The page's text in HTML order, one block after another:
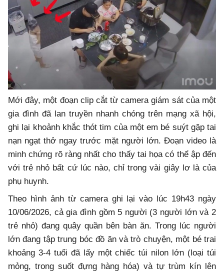
Mới đây, một đoạn clip cắt từ camera giám sát của một
gia đình đã lan truyền nhanh chóng trên mạng xã hội,
ghi lại khoảnh khắc thót tim của một em bé suýt gặp tai
nạn ngạt thở ngay trước mặt người lớn. Đoạn video là
minh chứng rõ ràng nhất cho thấy tai họa có thể ập đến
với trẻ nhỏ bất cứ lúc nào, chỉ trong vài giây lơ là của
phụ huynh.
Theo hình ảnh từ camera ghi lại vào lúc 19h43 ngày
10/06/2026, cả gia đình gồm 5 người (3 người lớn và 2
trẻ nhỏ) đang quây quần bên bàn ăn. Trong lúc người
lớn đang tập trung bóc đồ ăn và trò chuyện, một bé trai
khoảng 3-4 tuổi đã lấy một chiếc túi nilon lớn (loại túi
mỏng, trong suốt đựng hàng hóa) và tự trùm kín lên